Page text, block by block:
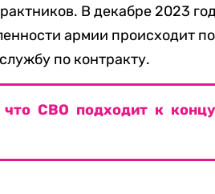
В декабре 2023
армии происходит
по контракту.
СВО подходит к